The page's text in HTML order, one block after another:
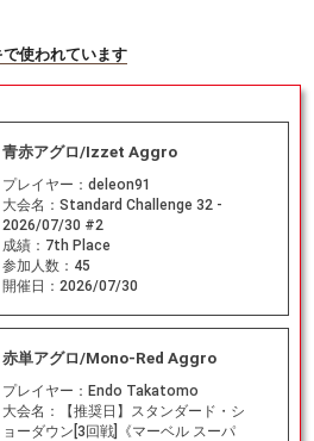
使われています
青赤アグロ/Izzet Aggro
プレイヤー： deleon91
大会名： Standard Challenge 32 -
2026/07/30 #2
成績： 7th Place
参加人数： 45
開催日： 2026/07/30
赤単アグロ/Mono-Red Aggro
プレイヤー： Endo Takatomo
大会名：
【推奨日】スタンダード・シ
ョーダウン[3回戦]《マーベル スーパ